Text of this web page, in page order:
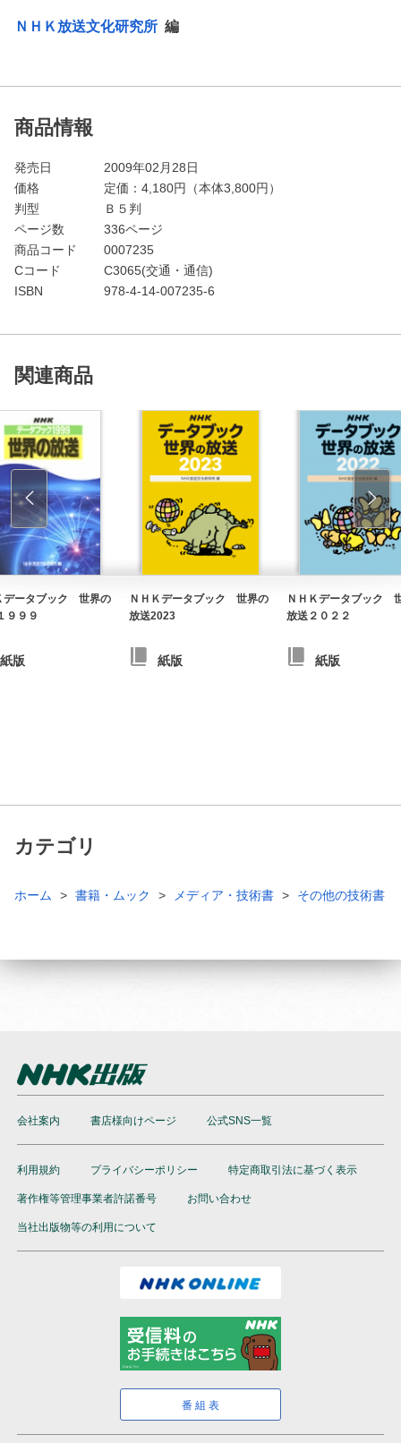
ＮＨＫ放送文化研究所 編
商品情報
発売日
2009年02月28日
価格
定価： 4,180円（本体3,800円）
判型
Ｂ５判
ページ数
336ページ
商品コード
0007235
Cコード
C3065(交通・通信)
ISBN
978-4-14-007235-6
関連商品
データブック 世界の
９９９
紙版
ＮＨＫデータブック 世界の
放送2023
紙版
ＮＨＫデータブック
放送２０２２
紙版
カテゴリ
ホーム 書籍・ムック メディア・技術書 その他の技術書
会社案内 書店様向けページ 公式SNS一覧
利用規約 プライバシーポリシー 特定商取引法に基づく表示
著作権等管理事業者許諾番号 お問い合わせ
当社出版物等の利用について
番組表